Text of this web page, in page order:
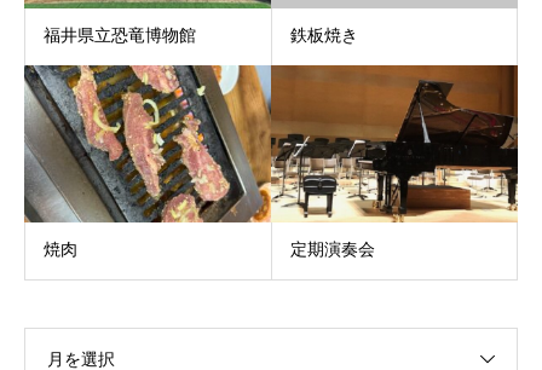
福井県立恐竜博物館 鉄板焼き
焼肉 定期演奏会
月を選択